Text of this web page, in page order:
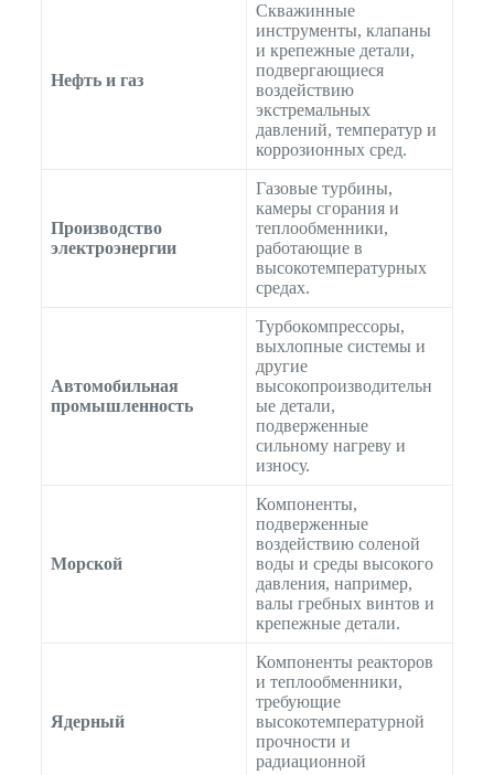
Нефть и газ
Скважинные
инструменты, клапаны
и крепежные детали,
подвергающиеся
воздействию
экстремальных
давлений, температур и
коррозионных сред.
Производство
электроэнергии
Газовые турбины,
камеры сгорания и
теплообменники,
работающие в
высокотемпературных
средах.
Автомобильная
промышленность
Турбокомпрессоры,
выхлопные системы и
другие
высокопроизводительн
ые детали,
подверженные
сильному нагреву и
износу.
Морской
Компоненты,
подверженные
воздействию соленой
воды и среды высокого
давления, например,
валы гребных винтов и
крепежные детали.
Ядерный
Компоненты реакторов
и теплообменники,
требующие
высокотемпературной
прочности и
радиационной